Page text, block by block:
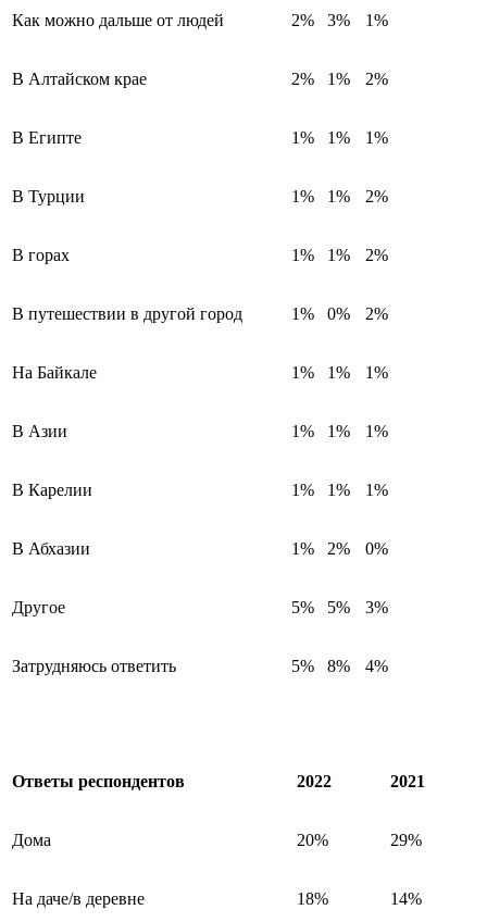
Как можно дальше от людей 2% 3% 1%
В Алтайском крае 2% 1% 2%
В Египте 1% 1% 1%
В Турции 1% 1% 2%
В горах 1% 1% 2%
В путешествии в другой город 1% 0% 2%
На Байкале 1% 1% 1%
В Азии 1% 1% 1%
В Карелии 1% 1% 1%
В Абхазии 1% 2% 0%
Другое 5% 5% 3%
Затрудняюсь ответить 5% 8% 4%
Ответы респондентов 2022 2021
Дома 20% 29%
На даче/в деревне 18% 14%